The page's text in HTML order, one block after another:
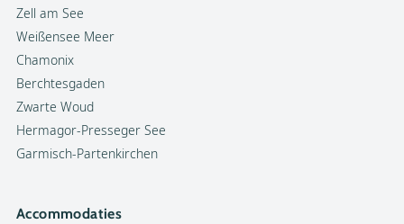
Zell am See
Weißensee Meer
Chamonix
Berchtesgaden
Zwarte Woud
Hermagor-Presseger See
Garmisch-Partenkirchen
Accommodaties